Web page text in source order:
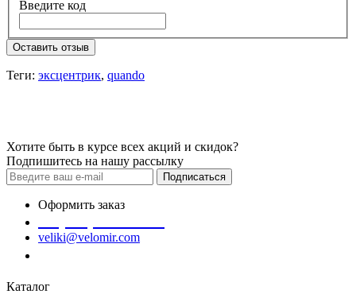
Введите код
Оставить отзыв
Теги: эксцентрик, quando
Хотите быть в курсе всех акций и скидок?
Подпишитесь на нашу рассылку
Подписаться
Оформить заказ
veliki@velomir.com
Каталог